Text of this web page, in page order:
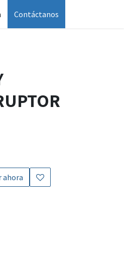
Contáctanos
ahora